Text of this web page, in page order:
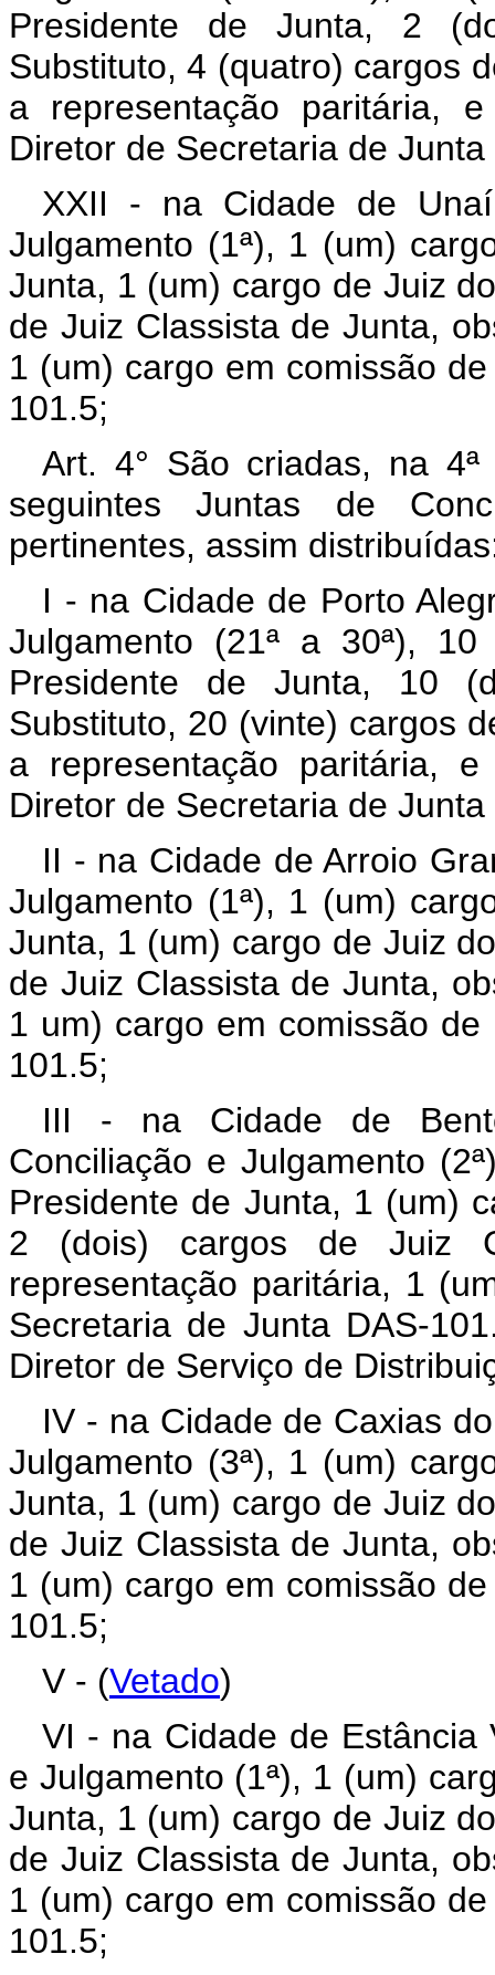
Presidente de Junta, 2
Substituto, 4 (quatro) cargos
a representação paritária,
Diretor de Secretaria de
XXII - na Cidade de
Julgamento (1ª), 1 (um)
Junta, 1 (um) cargo de Juiz
de Juiz Classista de Junta,
1 (um) cargo em comissão
101.5;
Art. 4° São criadas, na
seguintes Juntas de
pertinentes, assim
I - na Cidade de Porto
Julgamento (21ª a 30ª),
Presidente de Junta, 10
Substituto, 20 (vinte) cargos
a representação paritária,
Diretor de Secretaria de
II - na Cidade de Arroio
Julgamento (1ª), 1 (um)
Junta, 1 (um) cargo de Juiz
de Juiz Classista de Junta,
1 um) cargo em comissão
101.5;
III - na Cidade de
Conciliação e Julgamento
Presidente de Junta, 1 (um)
2 (dois) cargos de Juiz
representação paritária, 1
Secretaria de Junta DAS-
Diretor de Serviço de
IV - na Cidade de Caxias
Julgamento (3ª), 1 (um)
Junta, 1 (um) cargo de Juiz
de Juiz Classista de Junta,
1 (um) cargo em comissão
101.5;
V - (Vetado)
VI - na Cidade de Estância
e Julgamento (1ª), 1 (um)
Junta, 1 (um) cargo de Juiz
de Juiz Classista de Junta,
1 (um) cargo em comissão
101.5;